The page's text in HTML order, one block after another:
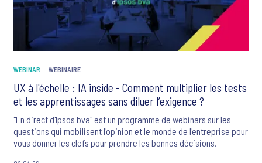
WEBINAR WEBINAIRE
UX à l'échelle : IA inside - Comment multiplier les tests
et les apprentissages sans diluer l’exigence ?
"En direct d'Ipsos bva" est un programme de webinars sur les
questions qui mobilisent l'opinion et le monde de l'entreprise pour
vous donner les clefs pour prendre les bonnes décisions.